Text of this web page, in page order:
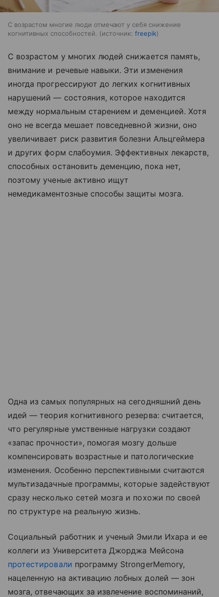
С возрастом многие люди отмечают у себя снижение
когнитивных способностей.
источник: freepik
С возрастом у многих людей снижается память,
внимание и речевые навыки. Эти изменения
иногда прогрессируют до легких когнитивных
нарушений — состояния, которое находится
между нормальным старением и деменцией. Хотя
оно не всегда мешает повседневной жизни, оно
увеличивает риск развития болезни Альцгеймера
и других форм слабоумия. Эффективных лекарств,
способных остановить деменцию, пока нет,
поэтому ученые активно ищут
немедикаментозные способы защиты мозга.
Одна из самых популярных на сегодняшний день
идей — теория когнитивного резерва: считается,
что регулярные умственные нагрузки создают
«запас прочности», помогая мозгу дольше
компенсировать возрастные и патологические
изменения. Особенно перспективными считаются
мультизадачные программы, которые задействуют
сразу несколько сетей мозга и похожи по своей
по структуре на реальную жизнь.
Социальный работник и ученый Эмили Ихара и ее
коллеги из Университета Джорджа Мейсона
протестировали программу StrongerMemory,
нацеленную на активацию лобных долей — зон
мозга, отвечающих за извлечение воспоминаний,